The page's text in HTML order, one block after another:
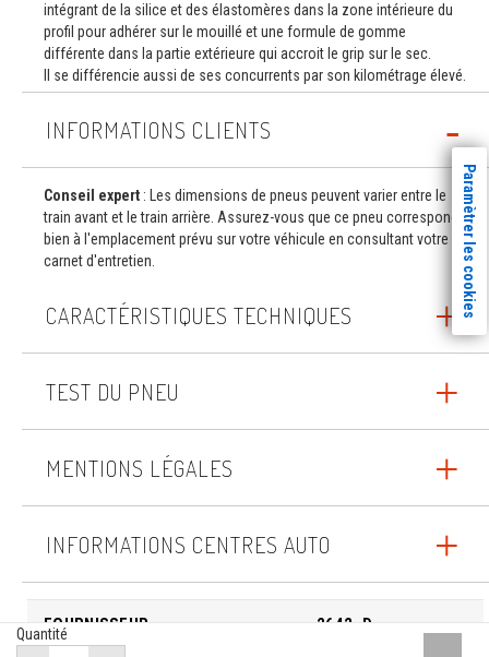
Quantité
intégrant de la silice et des élastomères dans la zone intérieure du
profil pour adhérer sur le mouillé et une formule de gomme
différente dans la partie extérieure qui accroit le grip sur le sec.
Il se différencie aussi de ses concurrents par son kilométrage élevé.
INFORMATIONS CLIENTS
Conseil expert : Les dimensions de pneus peuvent varier entre le
train avant et le train arrière. Assurez-vous que ce pneu correspond
bien à l'emplacement prévu sur votre véhicule en consultant votre
carnet d'entretien.
CARACTÉRISTIQUES TECHNIQUES
TEST DU PNEU
MENTIONS LÉGALES
INFORMATIONS CENTRES AUTO
FOURNISSEUR 2642_D
Paramètrer les cookies